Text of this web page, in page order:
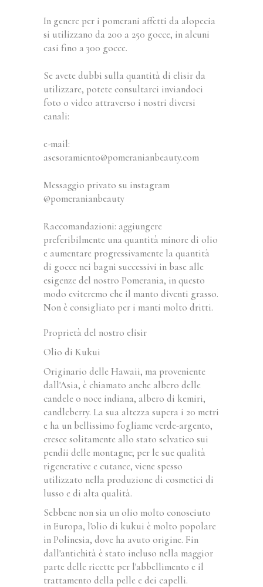
In genere per i pomerani affetti da alopecia
si utilizzano da 200 a 250 gocce, in alcuni
casi fino a 300 gocce.
Se avete dubbi sulla quantità di elisir da
utilizzare, potete consultarci inviandoci
foto o video attraverso i nostri diversi
canali:
e-mail:
asesoramiento@pomeranianbeauty.com
Messaggio privato su instagram
@pomeranianbeauty
Raccomandazioni: aggiungere
preferibilmente una quantità minore di olio
e aumentare progressivamente la quantità
di gocce nei bagni successivi in base alle
esigenze del nostro Pomerania, in questo
modo eviteremo che il manto diventi grasso.
Non è consigliato per i manti molto dritti.
Proprietà del nostro elisir
Olio di Kukui
Originario delle Hawaii, ma proveniente
dall'Asia, è chiamato anche albero delle
candele o noce indiana, albero di kemiri,
candleberry. La sua altezza supera i 20 metri
e ha un bellissimo fogliame verde-argento,
cresce solitamente allo stato selvatico sui
pendii delle montagne; per le sue qualità
rigenerative e cutanee, viene spesso
utilizzato nella produzione di cosmetici di
lusso e di alta qualità.
Sebbene non sia un olio molto conosciuto
in Europa, l'olio di kukui è molto popolare
in Polinesia, dove ha avuto origine. Fin
dall'antichità è stato incluso nella maggior
parte delle ricette per l'abbellimento e il
trattamento della pelle e dei capelli.